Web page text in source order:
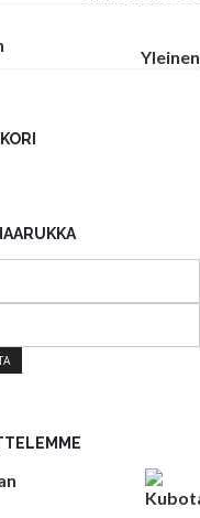
Yleinen